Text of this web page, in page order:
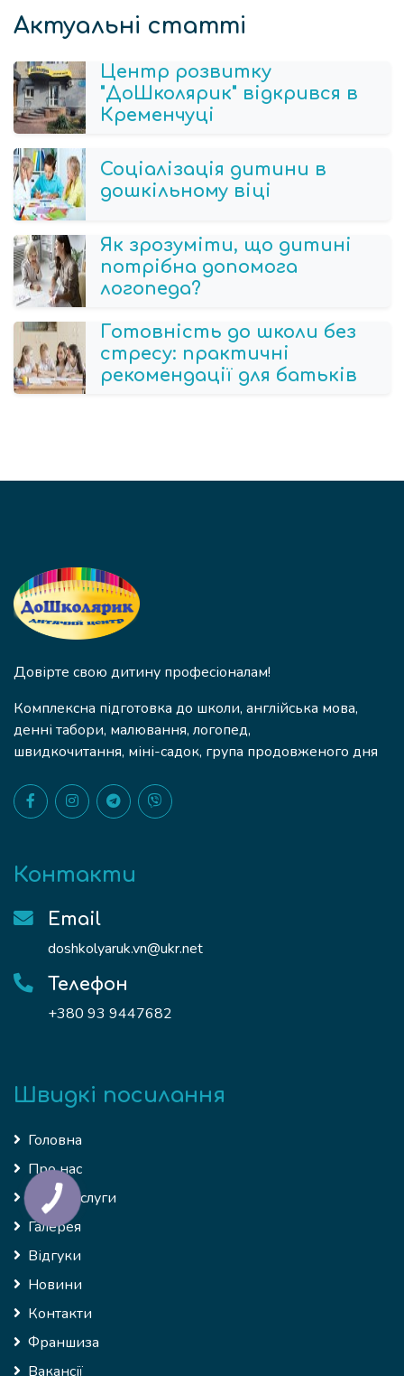
Актуальні статті
Центр розвитку
"ДоШколярик" відкрився в
Кременчуці
Соціалізація дитини в
дошкільному віці
Як зрозуміти, що дитині
потрібна допомога
логопеда?
Готовність до школи без
стресу: практичні
рекомендації для батьків
Довірте свою дитину професіоналам!
Комплексна підготовка до школи, англійська мова,
денні табори, малювання, логопед,
швидкочитання, міні-садок, група продовженого дня
Контакти
Email
doshkolyaruk.vn@ukr.net
Телефон
+380 93 9447682
Швидкі посилання
Головна
Про нас
Наші послуги
Галерея
Відгуки
Новини
Контакти
Франшиза
Вакансії